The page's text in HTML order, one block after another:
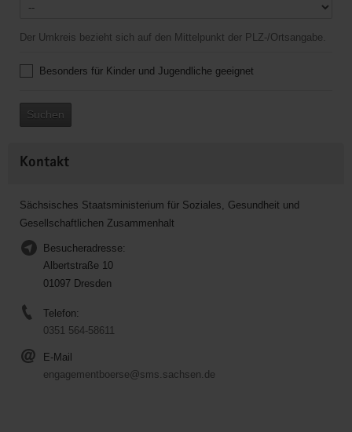
Der Umkreis bezieht sich auf den Mittelpunkt der PLZ-/Ortsangabe.
Besonders für Kinder und Jugendliche geeignet
Suchen
Kontakt
Sächsisches Staatsministerium für Soziales, Gesundheit und
Gesellschaftlichen Zusammenhalt
Besucheradresse:
Albertstraße 10
01097 Dresden
Telefon:
0351 564-58611
E-Mail
engagementboerse@sms.sachsen.de